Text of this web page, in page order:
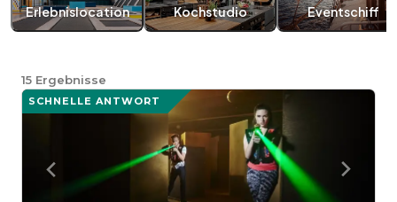
Erlebnislocation Kochstudio Eventschiff
15 Ergebnisse
SCHNELLE ANTWORT